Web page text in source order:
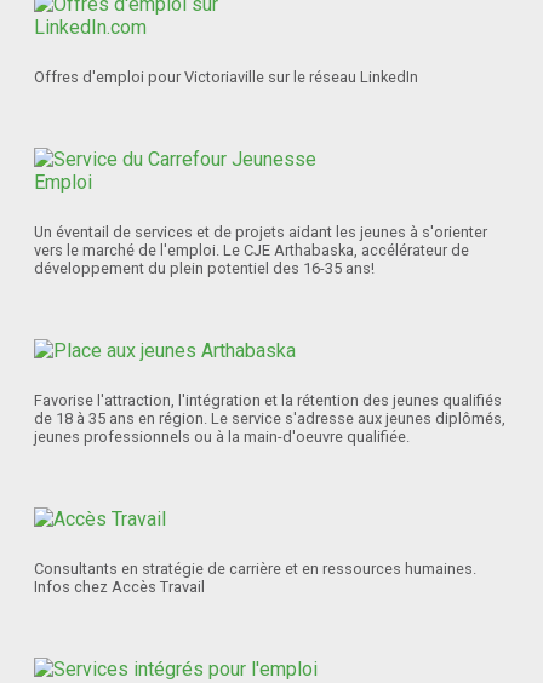
Offres d'emploi pour Victoriaville sur le réseau LinkedIn
Un éventail de services et de projets aidant les jeunes à s'orienter
vers le marché de l'emploi. Le CJE Arthabaska, accélérateur de
développement du plein potentiel des 16-35 ans!
Favorise l'attraction, l'intégration et la rétention des jeunes qualifiés
de 18 à 35 ans en région. Le service s'adresse aux jeunes diplômés,
jeunes professionnels ou à la main-d'oeuvre qualifiée.
Consultants en stratégie de carrière et en ressources humaines.
Infos chez Accès Travail